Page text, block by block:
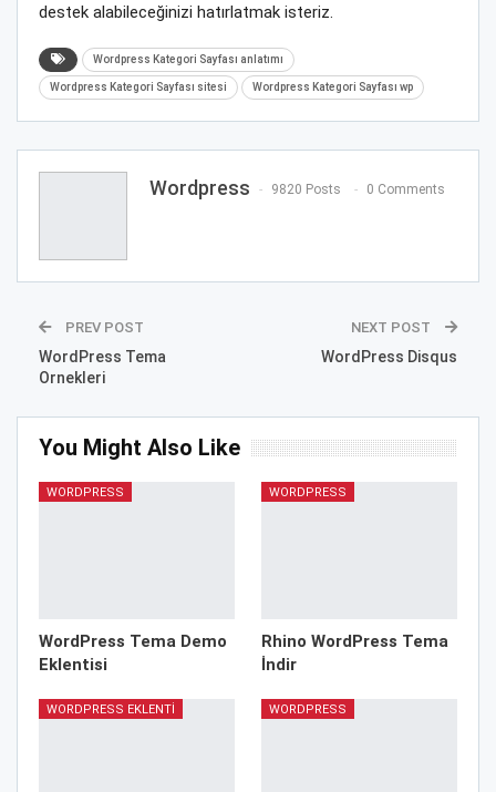
destek alabileceğinizi hatırlatmak isteriz.
Wordpress Kategori Sayfası anlatımı
Wordpress Kategori Sayfası sitesi Wordpress Kategori Sayfası wp
Wordpress 9820 Posts 0 Comments
PREV POST
WordPress Tema
Ornekleri
NEXT POST
WordPress Disqus
You Might Also Like
WORDPRESS
WordPress Tema Demo
Eklentisi
WORDPRESS
Rhino WordPress Tema
İndir
WORDPRESS EKLENTI WORDPRESS